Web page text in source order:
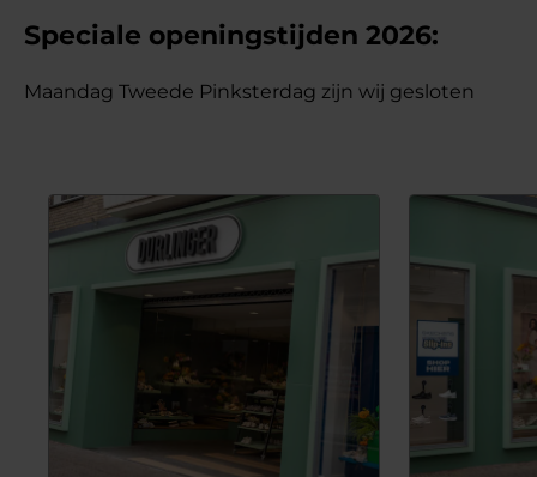
Speciale openingstijden 2026:
Maandag Tweede Pinksterdag zijn wij gesloten